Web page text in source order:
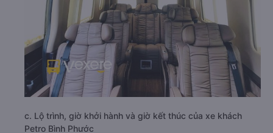
c. Lộ trình, giờ khởi hành và giờ kết thúc của xe khách
Petro Bình Phước